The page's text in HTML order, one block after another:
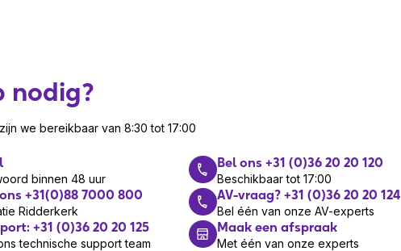
nodig?
we bereikbaar van 8:30 tot 17:00
binnen 48 uur
Bel ons +31 (0)36 20 20 120
Beschikbaar tot 17:00
+31(0)88 7000 800
Ridderkerk
AV-vraag? +31 (0)36 20 20 124
Bel één van onze AV-experts
+31 (0)36 20 20 125
technische support team
Maak een afspraak
Met één van onze experts